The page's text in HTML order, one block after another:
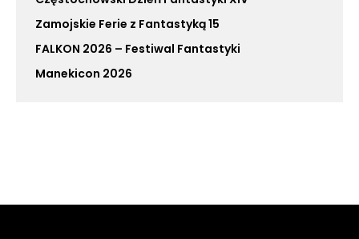
Zamojskie Ferie z Fantastyką 15
FALKON 2026 – Festiwal Fantastyki
Manekicon 2026